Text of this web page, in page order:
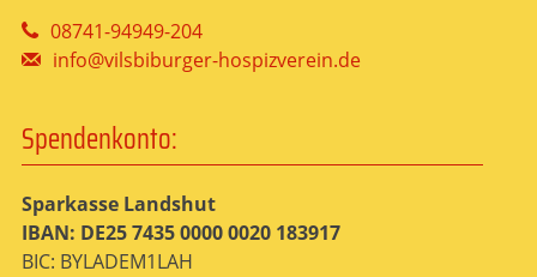
08741-94949-204
info@vilsbiburger-hospizverein.de
Spendenkonto:
Sparkasse Landshut
IBAN: DE25 7435 0000 0020 183917
BIC: BYLADEM1LAH